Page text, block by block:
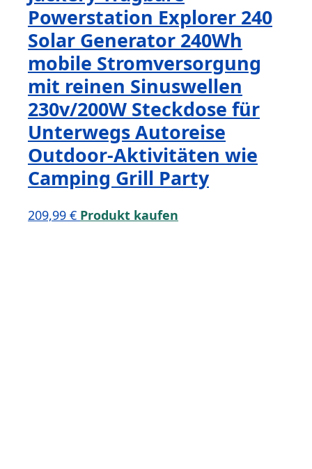
Powerstation Explorer 240
Solar Generator 240Wh
mobile Stromversorgung
mit reinen Sinuswellen
230v/200W Steckdose für
Unterwegs Autoreise
Outdoor-Aktivitäten wie
Camping Grill Party
209,99 € Produkt kaufen